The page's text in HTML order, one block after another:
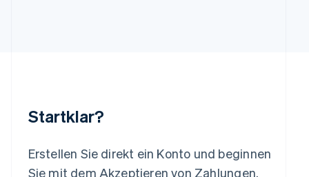
Startklar?
Erstellen Sie direkt ein Konto und beginnen
Sie mit dem Akzeptieren von Zahlungen.
English
Español English
Neuseeland